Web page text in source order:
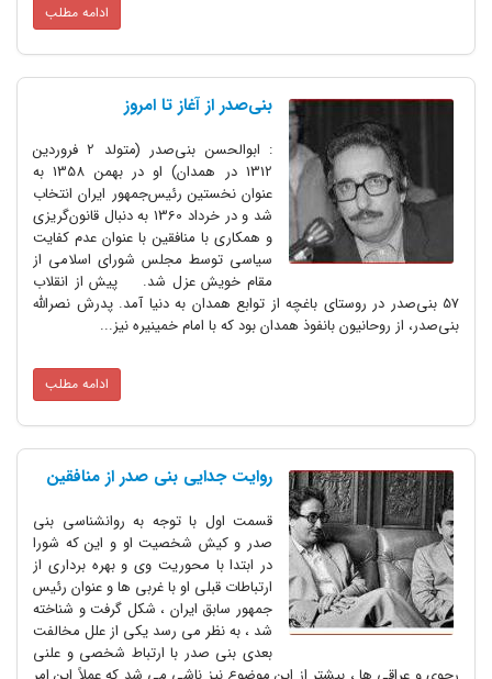
ادامه مطلب
بنی‌صدر از آغاز تا امروز
: ابوالحسن بنی‌صدر (متولد 2 فروردین
1312 در همدان) او در بهمن 1358 به
عنوان نخستین رئیس‌جمهور ایران انتخاب
شد و در خرداد 1360 به دنبال قانون‌گریزی
و همکاری با منافقین با عنوان عدم کفایت
سیاسی توسط مجلس شورای اسلامی از
مقام خویش عزل شد. پیش از انقلاب
57 بنی‌صدر در روستای باغچه از توابع همدان به دنیا آمد. پدرش نصرالله
بنی‌صدر، از روحانیون بانفوذ همدان بود که با امام خمینیره نیز...
ادامه مطلب
روایت جدایی بنی صدر از منافقین
قسمت اول با توجه به روانشناسی بنی
صدر و کیش شخصیت او و این که شورا
در ابتدا با محوریت وی و بهره برداری از
ارتباطات قبلی او با غربی ها و عنوان رئیس
جمهور سابق ایران ، شکل گرفت و شناخته
شد ، به نظر می رسد یکی از علل مخالفت
بعدی بنی صدر با ارتباط شخصی و علنی